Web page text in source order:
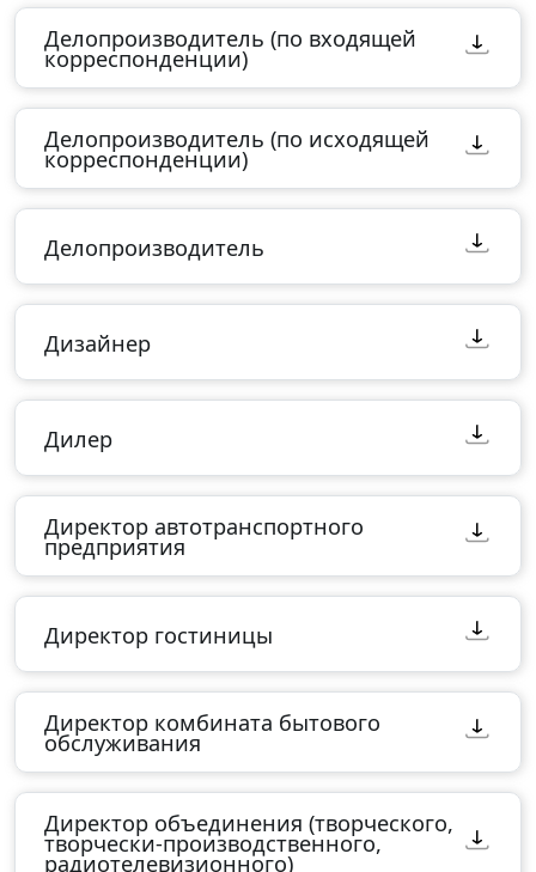
Делопроизводитель (по входящей
корреспонденции)
Делопроизводитель (по исходящей
корреспонденции)
Делопроизводитель
Дизайнер
Дилер
Директор автотранспортного
предприятия
Директор гостиницы
Директор комбината бытового
обслуживания
Директор объединения (творческого,
творчески-производственного,
радиотелевизионного)